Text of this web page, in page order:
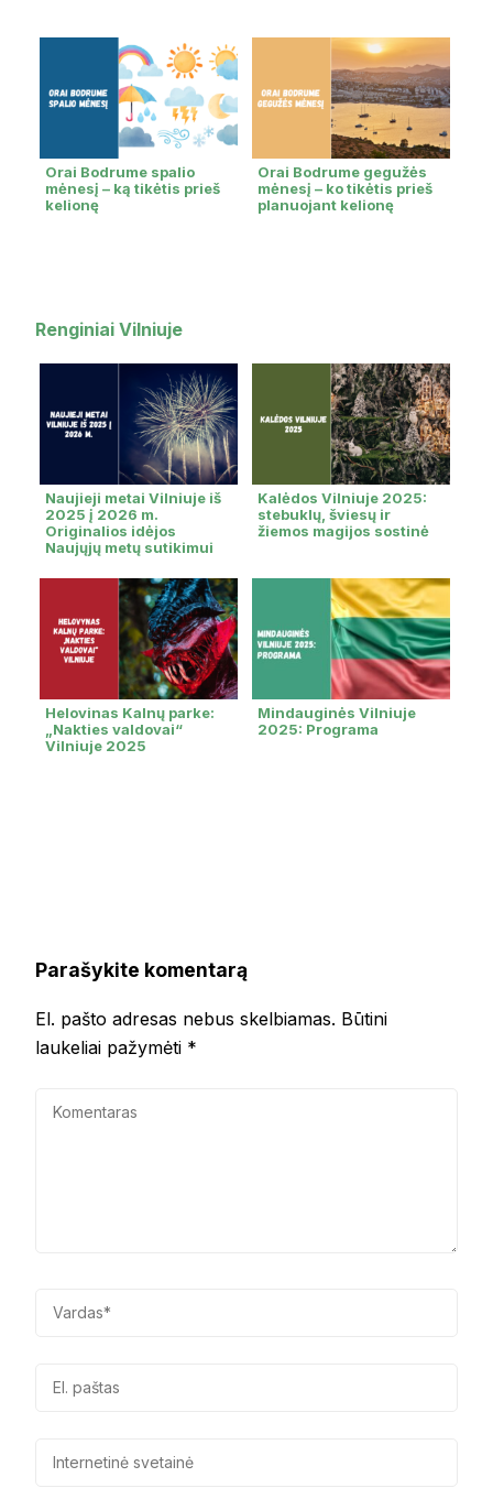
Orai Bodrume spalio
mėnesį – ką tikėtis prieš
kelionę
Orai Bodrume gegužės
mėnesį – ko tikėtis prieš
planuojant kelionę
Renginiai Vilniuje
Naujieji metai Vilniuje iš
2025 į 2026 m.
Originalios idėjos
Naujųjų metų sutikimui
Kalėdos Vilniuje 2025:
stebuklų, šviesų ir
žiemos magijos sostinė
Helovinas Kalnų parke:
„Nakties valdovai“
Vilniuje 2025
Mindauginės Vilniuje
2025: Programa
Parašykite komentarą
El. pašto adresas nebus skelbiamas. Būtini
laukeliai pažymėti *